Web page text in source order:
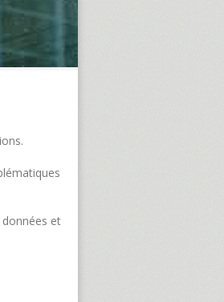
données et